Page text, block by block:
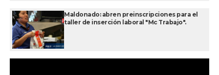
Maldonado: abren preinscripciones para el
taller de inserción laboral "Mc Trabajo".